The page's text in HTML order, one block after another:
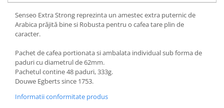
Senseo Extra Strong reprezinta un amestec extra puternic de
Arabica prăjită bine si Robusta pentru o cafea tare plin de
caracter.
Pachet de cafea portionata si ambalata individual sub forma de
paduri cu diametrul de 62mm.
Pachetul contine 48 paduri, 333g.
Douwe Egberts since 1753.
Informatii conformitate produs